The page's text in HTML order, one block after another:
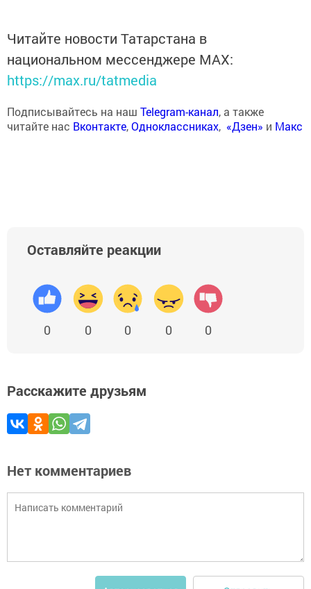
Читайте новости Татарстана в
национальном мессенджере MАХ:
https://max.ru/tatmedia
Подписывайтесь на наш Telegram-канал, а также
читайте нас Вконтакте,Одноклассниках, «Дзен» и Макс
Оставляйте реакции
0 0 0 0 0
Расскажите друзьям
Нет комментариев